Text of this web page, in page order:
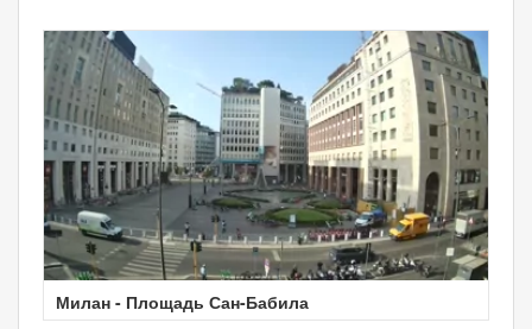
Милан - Площадь Сан-Бабила